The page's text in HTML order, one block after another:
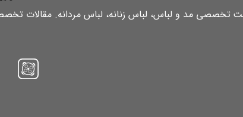
تخصصی مد و لباس، لباس زنانه، لباس مردانه. مقالات